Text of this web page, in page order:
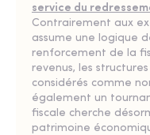
service du
Contrairement aux
assume une logique
renforcement de la
revenus, les
considérés comme
également un
fiscale cherche
patrimoine